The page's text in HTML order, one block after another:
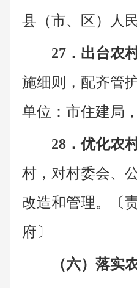
县（市、区）人
27．出台农
施细则，配齐管
单位：市住建局
28．优化农
村，对村委会、
改造和管理。〔
府〕
（六）落实